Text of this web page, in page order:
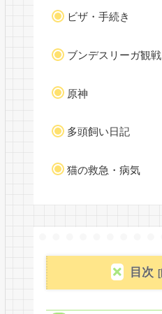
ビザ・手続き
ブンデスリーガ観戦
原神
多頭飼い日記
猫の救急・病気
目次